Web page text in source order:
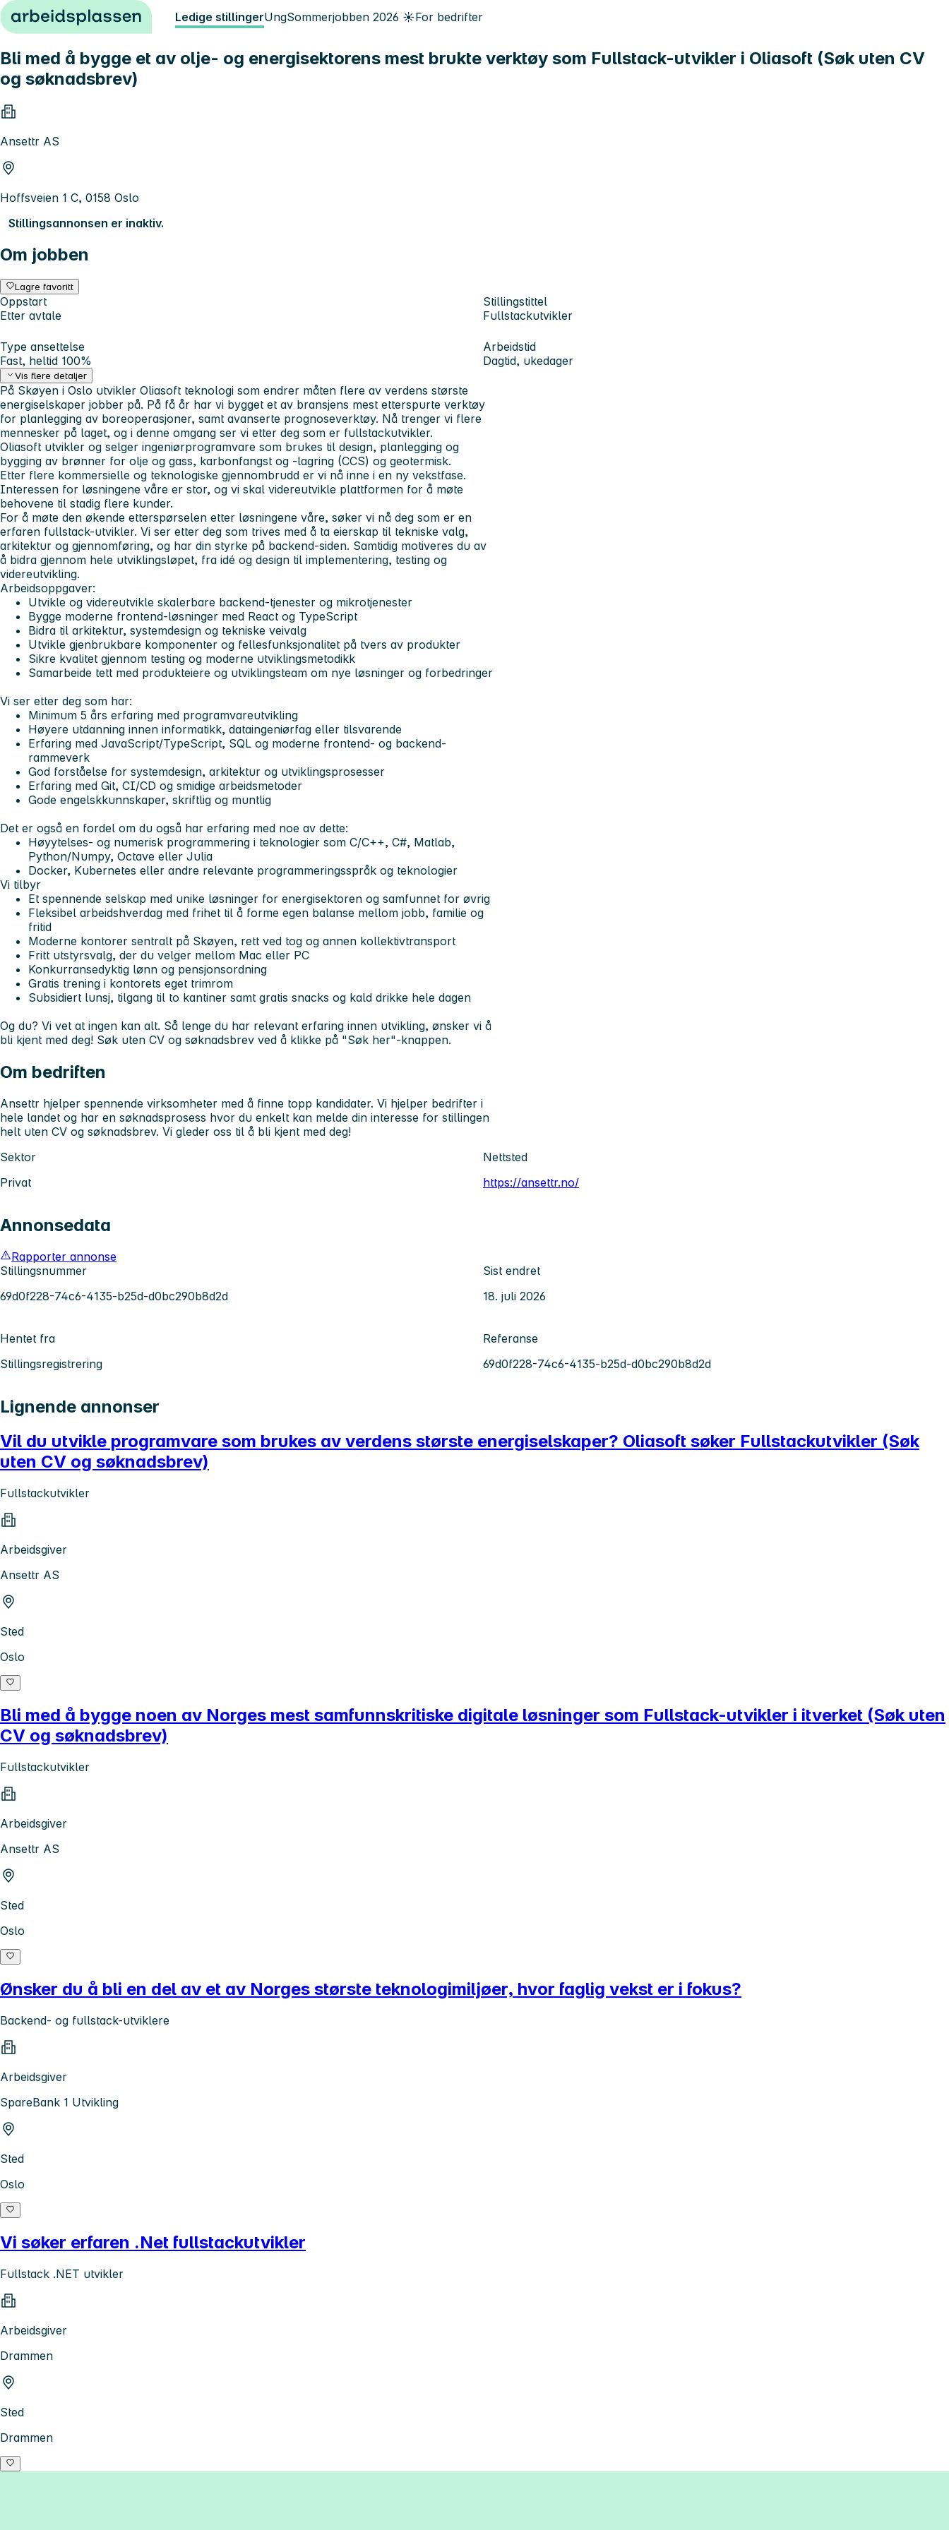
Hopp til innhold Ledige stillingerUngSommerjobben 2026 ☀️For bedrifter
Bli med å bygge et av olje- og energisektorens mest brukte verktøy som Fullstack-utvikler i Oliasoft (Søk uten CV
og søknadsbrev)
Ansettr AS
Hoffsveien 1 C, 0158 Oslo
Stillingsannonsen er inaktiv.
Om jobben
Lagre favoritt
Oppstart
Etter avtale
Stillingstittel
Fullstackutvikler
Type ansettelse
Fast, heltid 100%
Arbeidstid
Dagtid, ukedager
Vis flere detaljer
På Skøyen i Oslo utvikler Oliasoft teknologi som endrer måten flere av verdens største
energiselskaper jobber på. På få år har vi bygget et av bransjens mest etterspurte verktøy
for planlegging av boreoperasjoner, samt avanserte prognoseverktøy. Nå trenger vi flere
mennesker på laget, og i denne omgang ser vi etter deg som er fullstackutvikler.
Oliasoft utvikler og selger ingeniørprogramvare som brukes til design, planlegging og
bygging av brønner for olje og gass, karbonfangst og -lagring (CCS) og geotermisk.
Etter flere kommersielle og teknologiske gjennombrudd er vi nå inne i en ny vekstfase.
Interessen for løsningene våre er stor, og vi skal videreutvikle plattformen for å møte
behovene til stadig flere kunder.
For å møte den økende etterspørselen etter løsningene våre, søker vi nå deg som er en
erfaren fullstack-utvikler. Vi ser etter deg som trives med å ta eierskap til tekniske valg,
arkitektur og gjennomføring, og har din styrke på backend-siden. Samtidig motiveres du av
å bidra gjennom hele utviklingsløpet, fra idé og design til implementering, testing og
videreutvikling.
Arbeidsoppgaver:
Utvikle og videreutvikle skalerbare backend-tjenester og mikrotjenester
Bygge moderne frontend-løsninger med React og TypeScript
Bidra til arkitektur, systemdesign og tekniske veivalg
Utvikle gjenbrukbare komponenter og fellesfunksjonalitet på tvers av produkter
Sikre kvalitet gjennom testing og moderne utviklingsmetodikk
Samarbeide tett med produkteiere og utviklingsteam om nye løsninger og forbedringer
Vi ser etter deg som har:
Minimum 5 års erfaring med programvareutvikling
Høyere utdanning innen informatikk, dataingeniørfag eller tilsvarende
Erfaring med JavaScript/TypeScript, SQL og moderne frontend- og backend-
rammeverk
God forståelse for systemdesign, arkitektur og utviklingsprosesser
Erfaring med Git, CI/CD og smidige arbeidsmetoder
Gode engelskkunnskaper, skriftlig og muntlig
Det er også en fordel om du også har erfaring med noe av dette:
Høyytelses- og numerisk programmering i teknologier som C/C++, C#, Matlab,
Python/Numpy, Octave eller Julia
Docker, Kubernetes eller andre relevante programmeringsspråk og teknologier
Vi tilbyr
Et spennende selskap med unike løsninger for energisektoren og samfunnet for øvrig
Fleksibel arbeidshverdag med frihet til å forme egen balanse mellom jobb, familie og
fritid
Moderne kontorer sentralt på Skøyen, rett ved tog og annen kollektivtransport
Fritt utstyrsvalg, der du velger mellom Mac eller PC
Konkurransedyktig lønn og pensjonsordning
Gratis trening i kontorets eget trimrom
Subsidiert lunsj, tilgang til to kantiner samt gratis snacks og kald drikke hele dagen
Og du? Vi vet at ingen kan alt. Så lenge du har relevant erfaring innen utvikling, ønsker vi å
bli kjent med deg! Søk uten CV og søknadsbrev ved å klikke på "Søk her"-knappen.
Om bedriften
Ansettr hjelper spennende virksomheter med å finne topp kandidater. Vi hjelper bedrifter i
hele landet og har en søknadsprosess hvor du enkelt kan melde din interesse for stillingen
helt uten CV og søknadsbrev. Vi gleder oss til å bli kjent med deg!
Sektor
Privat
Nettsted
https://ansettr.no/
Annonsedata
Rapporter annonse
Stillingsnummer
69d0f228-74c6-4135-b25d-d0bc290b8d2d
Sist endret
18. juli 2026
Hentet fra
Stillingsregistrering
Referanse
69d0f228-74c6-4135-b25d-d0bc290b8d2d
Lignende annonser
Vil du utvikle programvare som brukes av verdens største energiselskaper? Oliasoft søker Fullstackutvikler (Søk
uten CV og søknadsbrev)
Fullstackutvikler
Arbeidsgiver
Ansettr AS
Sted
Oslo
Bli med å bygge noen av Norges mest samfunnskritiske digitale løsninger som Fullstack-utvikler i itverket (Søk uten
CV og søknadsbrev)
Fullstackutvikler
Arbeidsgiver
Ansettr AS
Sted
Oslo
Ønsker du å bli en del av et av Norges største teknologimiljøer, hvor faglig vekst er i fokus?
Backend- og fullstack-utviklere
Arbeidsgiver
SpareBank 1 Utvikling
Sted
Oslo
Vi søker erfaren .Net fullstackutvikler
Fullstack .NET utvikler
Arbeidsgiver
Drammen
Sted
Drammen